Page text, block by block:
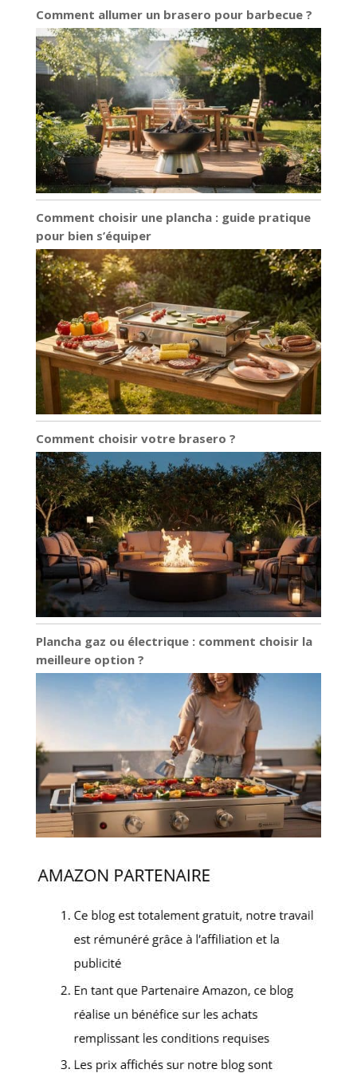
feutre
antidérapants
Comment allumer un brasero pour barbecue ?
Comment choisir une plancha : guide pratique
pour bien s’équiper
Comment choisir votre brasero ?
Plancha gaz ou électrique : comment choisir la
meilleure option ?